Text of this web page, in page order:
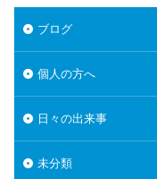
ブログ
個人の方へ
日々の出来事
未分類